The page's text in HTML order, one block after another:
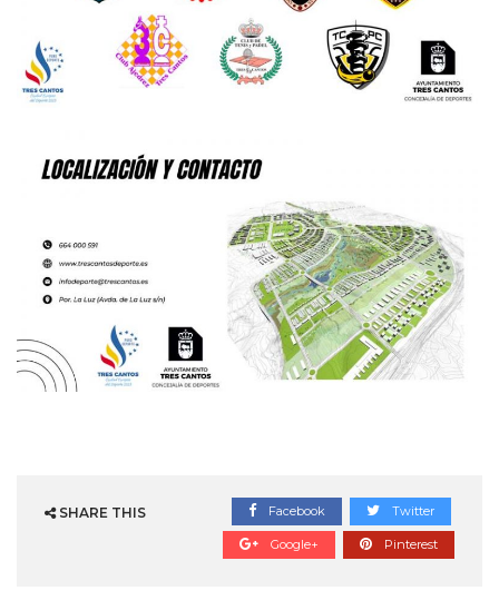
SHARE THIS Facebook Twitter
Google+ Pinterest